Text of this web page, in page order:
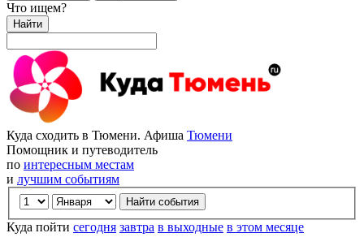
Что ищем?
Найти
Куда сходить в Тюмени. Афиша Тюмени
Помощник и путеводитель
по интересным местам
и лучшим событиям
Куда пойти сегодня завтра в выходные в этом месяце